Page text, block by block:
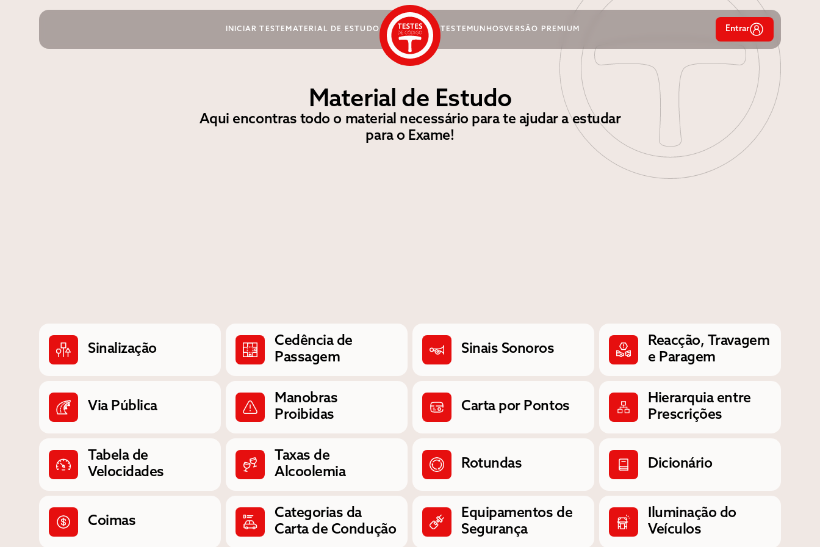
INICIAR TESTE MATERIAL DE ESTUDO TESTEMUNHOSVERSÃO PREMIUM Entrar
Material de Estudo
Aqui encontras todo o material necessário para te ajudar a estudar
para o Exame!
Sinalização
Cedência de
Passagem
Sinais Sonoros
Reacção, Travagem
e Paragem
Via Pública
Manobras
Proibidas
Carta por Pontos
Hierarquia entre
Prescrições
Tabela de
Velocidades
Taxas de
Alcoolemia
Rotundas Dicionário
Coimas
Categorias da
Carta de Condução
Equipamentos de
Segurança
Iluminação do
Veículos